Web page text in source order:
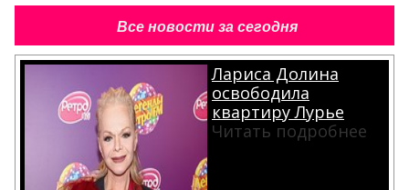
Все новости за сегодня
Лариса Долина
освободила
квартиру Лурье
Читать подробнее